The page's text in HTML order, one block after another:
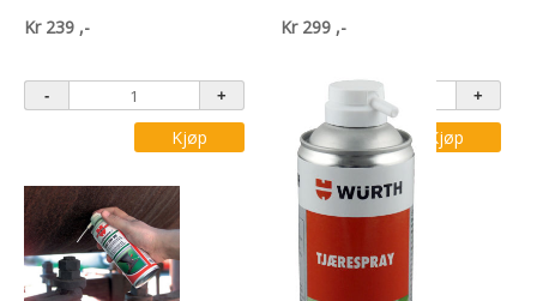
Kr 239 ,-
Kjøp
Kr 299 ,-
Kjøp